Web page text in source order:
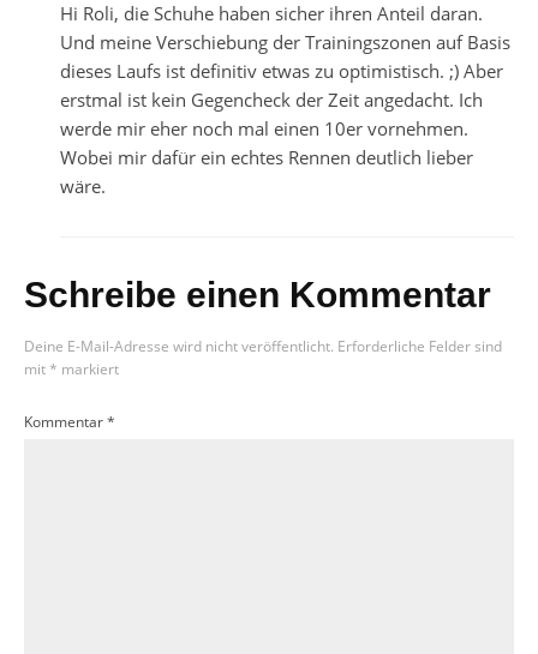
Hi Roli, die Schuhe haben sicher ihren Anteil daran.
Und meine Verschiebung der Trainingszonen auf Basis
dieses Laufs ist definitiv etwas zu optimistisch. ;) Aber
erstmal ist kein Gegencheck der Zeit angedacht. Ich
werde mir eher noch mal einen 10er vornehmen.
Wobei mir dafür ein echtes Rennen deutlich lieber
wäre.
Schreibe einen Kommentar
Deine E-Mail-Adresse wird nicht veröffentlicht. Erforderliche Felder sind
mit* markiert
Kommentar*